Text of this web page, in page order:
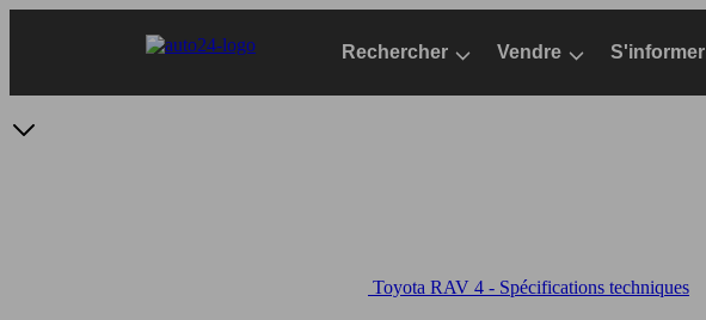
Rechercher Vendre S'informer
Toyota RAV 4 - Spécifications techniques